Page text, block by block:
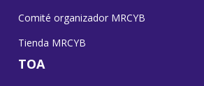
Comité organizador MRCYB
Tienda MRCYB
TOA